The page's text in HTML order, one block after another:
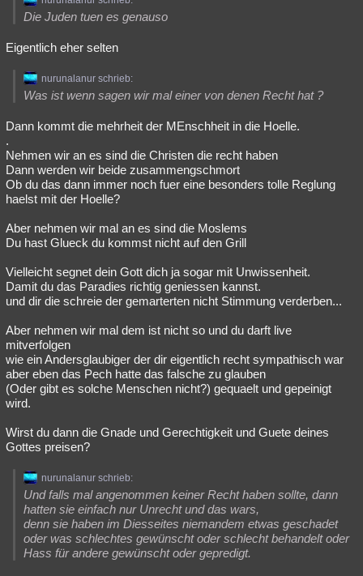
Die Juden tuen es genauso
Eigentlich eher selten
nurunalanur schrieb:
Was ist wenn sagen wir mal einer von denen Recht hat ?
Dann kommt die mehrheit der MEnschheit in die Hoelle.
.
Nehmen wir an es sind die Christen die recht haben
Dann werden wir beide zusammengschmort
Ob du das dann immer noch fuer eine besonders tolle Reglung
haelst mit der Hoelle?
Aber nehmen wir mal an es sind die Moslems
Du hast Glueck du kommst nicht auf den Grill
Vielleicht segnet dein Gott dich ja sogar mit Unwissenheit.
Damit du das Paradies richtig geniessen kannst.
und dir die schreie der gemarterten nicht Stimmung verderben...
Aber nehmen wir mal dem ist nicht so und du darft live
mitverfolgen
wie ein Andersglaubiger der dir eigentlich recht sympathisch war
aber eben das Pech hatte das falsche zu glauben
(Oder gibt es solche Menschen nicht?) gequaelt und gepeinigt
wird.
Wirst du dann die Gnade und Gerechtigkeit und Guete deines
Gottes preisen?
nurunalanur schrieb:
Und falls mal angenommen keiner Recht haben sollte, dann
hatten sie einfach nur Unrecht und das wars,
denn sie haben im Diesseites niemandem etwas geschadet
oder was schlechtes gewünscht oder schlecht behandelt oder
Hass für andere gewünscht oder gepredigt.